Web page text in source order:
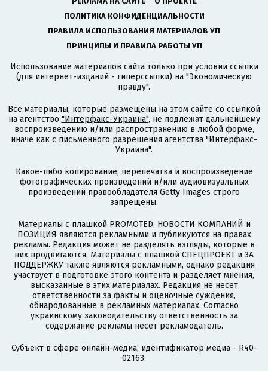
ПОЛИТИКА КОНФИДЕНЦИАЛЬНОСТИ
ПРАВИЛА ИСПОЛЬЗОВАНИЯ МАТЕРИАЛОВ УП
ПРИНЦИПЫ И ПРАВИЛА РАБОТЫ УП
Использование материалов сайта только при условии ссылки
(для интернет-изданий - гиперссылки) на "Экономическую
правду".
Все материалы, которые размещены на этом сайте со ссылкой
на агентство "Интерфакс-Украина", не подлежат дальнейшему
воспроизведению и/или распространению в любой форме,
иначе как с письменного разрешения агентства "Интерфакс-
Украина".
Какое-либо копирование, перепечатка и воспроизведение
фотографических произведений и/или аудиовизуальных
произведений правообладателя Getty Images строго
запрещены.
Материалы с плашкой PROMOTED, НОВОСТИ КОМПАНИЙ и
ПОЗИЦИЯ являются рекламными и публикуются на правах
рекламы. Редакция может не разделять взгляды, которые в
них продвигаются. Материалы с плашкой СПЕЦПРОЕКТ и ЗА
ПОДДЕРЖКУ также являются рекламными, однако редакция
участвует в подготовке этого контента и разделяет мнения,
высказанные в этих материалах. Редакция не несет
ответственности за факты и оценочные суждения,
обнародованные в рекламных материалах. Согласно
украинскому законодательству ответственность за
содержание рекламы несет рекламодатель.
Субъект в сфере онлайн-медиа; идентификатор медиа - R40-
02163.